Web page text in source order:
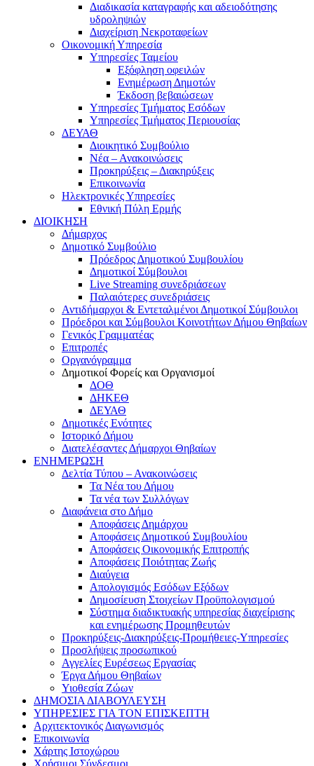
Διαδικασία καταγραφής και αδειοδότησης
υδροληψιών
Διαχείριση Νεκροταφείων
Οικονομική Υπηρεσία
Υπηρεσίες Ταμείου
Εξόφληση οφειλών
Ενημέρωση Δημοτών
Έκδοση βεβαιώσεων
Υπηρεσίες Τμήματος Εσόδων
Υπηρεσίες Τμήματος Περιουσίας
ΔΕΥΑΘ
Διοικητικό Συμβούλιο
Νέα – Ανακοινώσεις
Προκηρύξεις – Διακηρύξεις
Επικοινωνία
Ηλεκτρονικές Υπηρεσίες
Εθνική Πύλη Ερμής
ΔΙΟΙΚΗΣΗ
Δήμαρχος
Δημοτικό Συμβούλιο
Πρόεδρος Δημοτικού Συμβουλίου
Δημοτικοί Σύμβουλοι
Live Streaming συνεδριάσεων
Παλαιότερες συνεδριάσεις
Αντιδήμαρχοι & Εντεταλμένοι Δημοτικοί Σύμβουλοι
Πρόεδροι και Σύμβουλοι Κοινοτήτων Δήμου Θηβαίων
Γενικός Γραμματέας
Επιτροπές
Οργανόγραμμα
Δημοτικοί Φορείς και Οργανισμοί
ΔΟΘ
ΔΗΚΕΘ
ΔΕΥΑΘ
Δημοτικές Ενότητες
Ιστορικό Δήμου
Διατελέσαντες Δήμαρχοι Θηβαίων
ΕΝΗΜΕΡΩΣΗ
Δελτία Τύπου – Ανακοινώσεις
Τα Νέα του Δήμου
Τα νέα των Συλλόγων
Διαφάνεια στο Δήμο
Αποφάσεις Δημάρχου
Αποφάσεις Δημοτικού Συμβουλίου
Αποφάσεις Οικονομικής Επιτροπής
Αποφάσεις Ποιότητας Ζωής
Διαύγεια
Απολογισμός Εσόδων Εξόδων
Δημοσίευση Στοιχείων Προϋπολογισμού
Σύστημα διαδικτυακής υπηρεσίας διαχείρισης
και ενημέρωσης Προμηθευτών
Προκηρύξεις-Διακηρύξεις-Προμήθειες-Υπηρεσίες
Προσλήψεις προσωπικού
Αγγελίες Ευρέσεως Εργασίας
Έργα Δήμου Θηβαίων
Υιοθεσία Ζώων
ΔΗΜΟΣΙΑ ΔΙΑΒΟΥΛΕΥΣΗ
ΥΠΗΡΕΣΙΕΣ ΓΙΑ ΤΟΝ ΕΠΙΣΚΕΠΤΗ
Αρχιτεκτονικός Διαγωνισμός
Επικοινωνία
Χάρτης Ιστοχώρου